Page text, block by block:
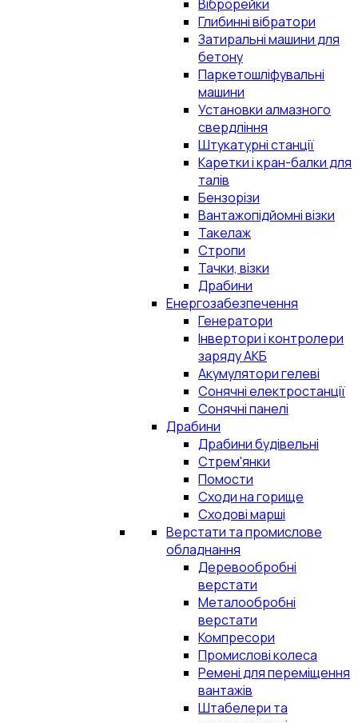
Віброрейки
Глибинні вібратори
Затиральні машини для
бетону
Паркетошліфувальні
машини
Установки алмазного
свердління
Штукатурні станції
Каретки і кран-балки для
талів
Бензорізи
Вантажопідйомні візки
Такелаж
Стропи
Тачки, візки
Драбини
Енергозабезпечення
Генератори
Інвертори і контролери
заряду АКБ
Акумулятори гелеві
Сонячні електростанції
Сонячні панелі
Драбини
Драбини будівельні
Стрем'янки
Помости
Сходи на горище
Сходові марші
Верстати та промислове
обладнання
Деревообробні
верстати
Металообробні
верстати
Компресори
Промислові колеса
Ремені для переміщення
вантажів
Штабелери та